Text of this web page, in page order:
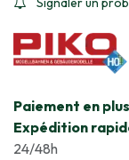
​Paiement en
Expédition
24/48h